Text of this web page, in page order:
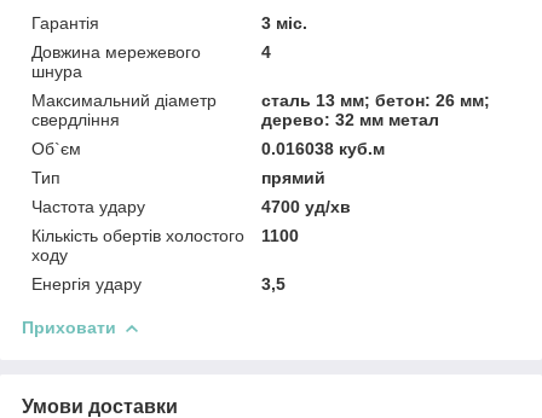
Гарантія
3 міс.
Довжина мережевого
шнура
4
Максимальний діаметр
свердління
сталь 13 мм; бетон: 26 мм;
дерево: 32 мм метал
Об`єм
0.016038 куб.м
Тип
прямий
Частота удару
4700 уд/хв
Кількість обертів холостого
ходу
1100
Енергія удару 3,5
Приховати
Умови доставки